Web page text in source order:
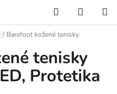
Hledat
KOŠÍK
/ Barefoot kožené tenisky
tenisky
Protetika